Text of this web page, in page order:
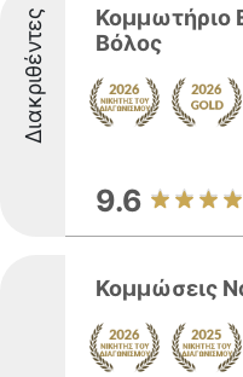
Διακριθέντες
Κομμωτήριο
Βόλος
9.6
Κομμώσεις